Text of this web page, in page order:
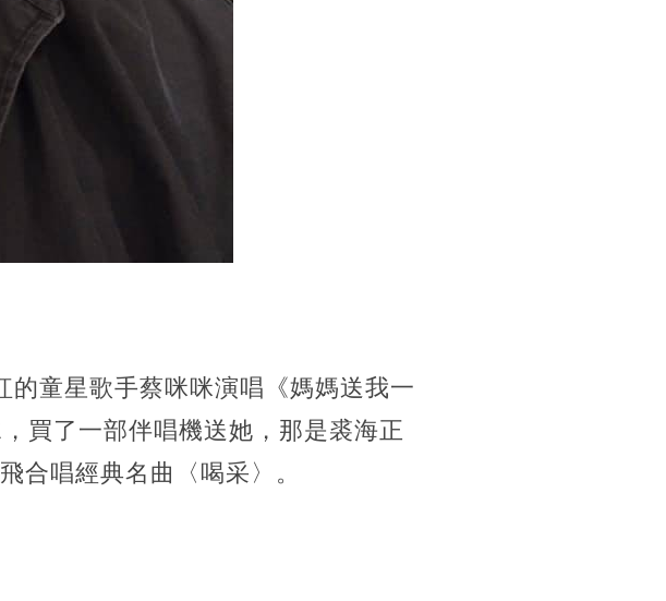
童星歌手蔡咪咪演唱《媽媽送我一
買了一部伴唱機送她，那是裘海正
合唱經典名曲〈喝采〉。